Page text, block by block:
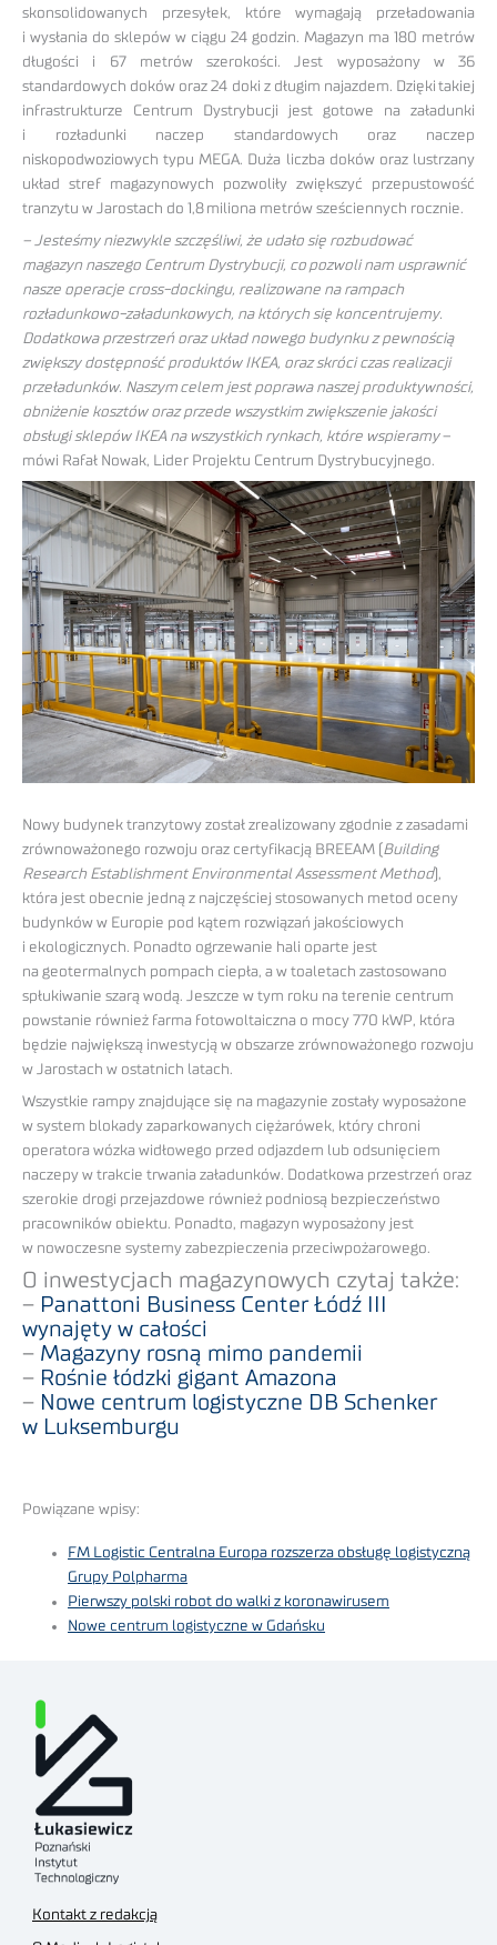
skonsolidowanych przesyłek, które wymagają przeładowania
i wysłania do sklepów w ciągu 24 godzin. Magazyn ma 180 metrów
długości i 67 metrów szerokości. Jest wyposażony w 36
standardowych doków oraz 24 doki z długim najazdem. Dzięki takiej
infrastrukturze Centrum Dystrybucji jest gotowe na załadunki
i rozładunki naczep standardowych oraz naczep
niskopodwoziowych typu MEGA. Duża liczba doków oraz lustrzany
układ stref magazynowych pozwoliły zwiększyć przepustowość
tranzytu w Jarostach do 1,8 miliona metrów sześciennych rocznie.
– Jesteśmy niezwykle szczęśliwi, że udało się rozbudować
magazyn naszego Centrum Dystrybucji, co pozwoli nam usprawnić
nasze operacje cross-dockingu, realizowane na rampach
rozładunkowo-załadunkowych, na których się koncentrujemy.
Dodatkowa przestrzeń oraz układ nowego budynku z pewnością
zwiększy dostępność produktów IKEA, oraz skróci czas realizacji
przeładunków. Naszym celem jest poprawa naszej produktywności,
obniżenie kosztów oraz przede wszystkim zwiększenie jakości
obsługi sklepów IKEA na wszystkich rynkach, które wspieramy–
mówi Rafał Nowak, Lider Projektu Centrum Dystrybucyjnego.
Nowy budynek tranzytowy został zrealizowany zgodnie z zasadami
zrównoważonego rozwoju oraz certyfikacją BREEAM ( Building
Research Establishment Environmental Assessment Method),
która jest obecnie jedną z najczęściej stosowanych metod oceny
budynków w Europie pod kątem rozwiązań jakościowych
i ekologicznych. Ponadto ogrzewanie hali oparte jest
na geotermalnych pompach ciepła, a w toaletach zastosowano
spłukiwanie szarą wodą. Jeszcze w tym roku na terenie centrum
powstanie również farma fotowoltaiczna o mocy 770 kWP, która
będzie największą inwestycją w obszarze zrównoważonego rozwoju
w Jarostach w ostatnich latach.
Wszystkie rampy znajdujące się na magazynie zostały wyposażone
w system blokady zaparkowanych ciężarówek, który chroni
operatora wózka widłowego przed odjazdem lub odsunięciem
naczepy w trakcie trwania załadunków. Dodatkowa przestrzeń oraz
szerokie drogi przejazdowe również podniosą bezpieczeństwo
pracowników obiektu. Ponadto, magazyn wyposażony jest
w nowoczesne systemy zabezpieczenia przeciwpożarowego.
O inwestycjach magazynowych czytaj także:
– Panattoni Business Center Łódź III
wynajęty w całości
– Magazyny rosną mimo pandemii
– Rośnie łódzki gigant Amazona
– Nowe centrum logistyczne DB Schenker
w Luksemburgu
Powiązane wpisy:
FM Logistic Centralna Europa rozszerza obsługę logistyczną
Grupy Polpharma
Pierwszy polski robot do walki z koronawirusem
Nowe centrum logistyczne w Gdańsku
Kontakt z redakcją